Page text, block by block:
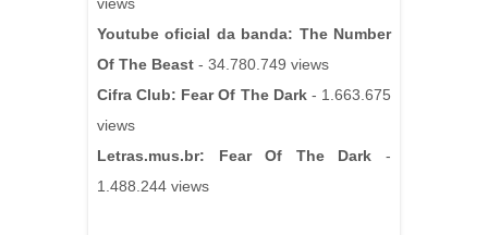
views
Youtube oficial da banda: The Number
Of The Beast - 34.780.749 views
Cifra Club: Fear Of The Dark- 1.663.675
views
Letras.mus.br: Fear Of The Dark -
1.488.244 views